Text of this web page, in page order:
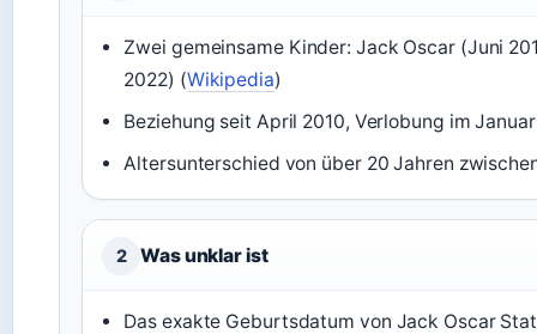
Zwei gemeinsame Kinder: Jack Oscar (Juni
2022) (Wikipedia)
Beziehung seit April 2010, Verlobung im
Altersunterschied von über 20 Jahren
2 Was unklar ist
Das exakte Geburtsdatum von Jack Oscar